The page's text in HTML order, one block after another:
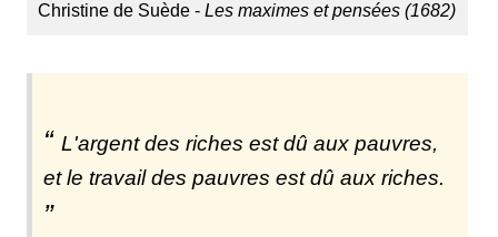
Christine de Suède -Les maximes et pensées (1682)
L'argent des riches est dû aux pauvres,
et le travail des pauvres est dû aux riches.